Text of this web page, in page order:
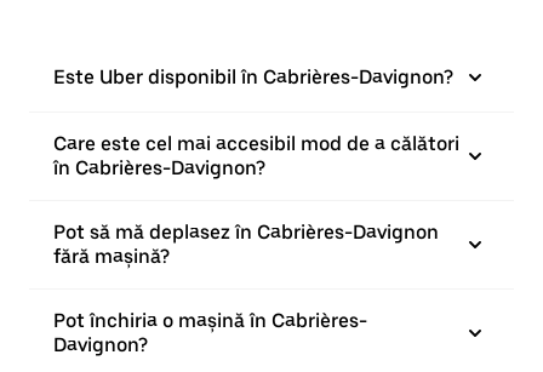
Este Uber disponibil în Cabrières-Davignon?
Care este cel mai accesibil mod de a călători
în Cabrières-Davignon?
Pot să mă deplasez în Cabrières-Davignon
fără mașină?
Pot închiria o mașină în Cabrières-
Davignon?